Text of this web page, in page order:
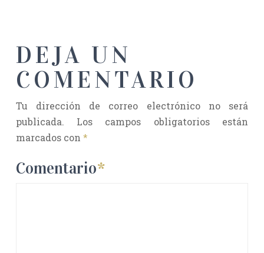
DEJA UN
COMENTARIO
Tu dirección de correo electrónico no será
publicada.
Los campos obligatorios están
marcados con *
Comentario*